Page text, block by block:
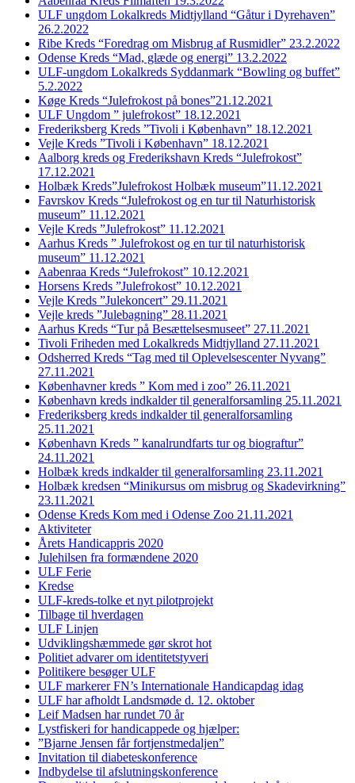
ULF ungdom Lokalkreds Midtjylland “Gåtur i Dyrehaven”
26.2.2022
Ribe Kreds “Foredrag om Misbrug af Rusmidler” 23.2.2022
Odense Kreds “Mad, glæde og energi” 13.2.2022
ULF-ungdom Lokalkreds Syddanmark “Bowling og buffet”
5.2.2022
Køge Kreds “Julefrokost på bones”21.12.2021
ULF Ungdom ” julefrokost” 18.12.2021
Frederiksberg Kreds ”Tivoli i København” 18.12.2021
Vejle Kreds ”Tivoli i København” 18.12.2021
Aalborg kreds og Frederikshavn Kreds “Julefrokost”
17.12.2021
Holbæk Kreds”Julefrokost Holbæk museum”11.12.2021
Favrskov Kreds “Julefrokost og en tur til Naturhistorisk
museum” 11.12.2021
Vejle Kreds ”Julefrokost” 11.12.2021
Aarhus Kreds ” Julefrokost og en tur til naturhistorisk
museum” 11.12.2021
Aabenraa Kreds “Julefrokost” 10.12.2021
Horsens Kreds ”Julefrokost” 10.12.2021
Vejle Kreds ”Julekoncert” 29.11.2021
Vejle kreds ”Julebagning” 28.11.2021
Aarhus Kreds “Tur på Besættelsesmuseet” 27.11.2021
Tivoli Friheden med Lokalkreds Midtjylland 27.11.2021
Odsherred Kreds “Tag med til Oplevelsescenter Nyvang”
27.11.2021
Københavner kreds ” Kom med i zoo” 26.11.2021
København kreds indkalder til generalforsamling 25.11.2021
Frederiksberg kreds indkalder til generalforsamling
25.11.2021
København Kreds ” kanalrundfarts tur og biograftur”
24.11.2021
Holbæk kreds indkalder til generalforsamling 23.11.2021
Holbæk kredsen “Minikursus om misbrug og Skadevirkning”
23.11.2021
Odense Kreds Kom med i Odense Zoo 21.11.2021
Aktiviteter
Årets Handicappris 2020
Julehilsen fra formændene 2020
ULF Ferie
Kredse
ULF-kreds-tolke et nyt pilotprojekt
Tilbage til hverdagen
ULF Linjen
Udviklingshæmmede gør skrot hot
Politiet advarer om identitetstyveri
Politikere besøger ULF
ULF markerer FN’s Internationale Handicapdag idag
ULF har afholdt Landsmøde d. 12. oktober
Leif Madsen har rundet 70 år
Lystfiskeri for handicappede og hjælper:
”Bjarne Jensen får fortjenstmedaljen”
Invitation til diabeteskonference
Indbydelse til afslutningskonference